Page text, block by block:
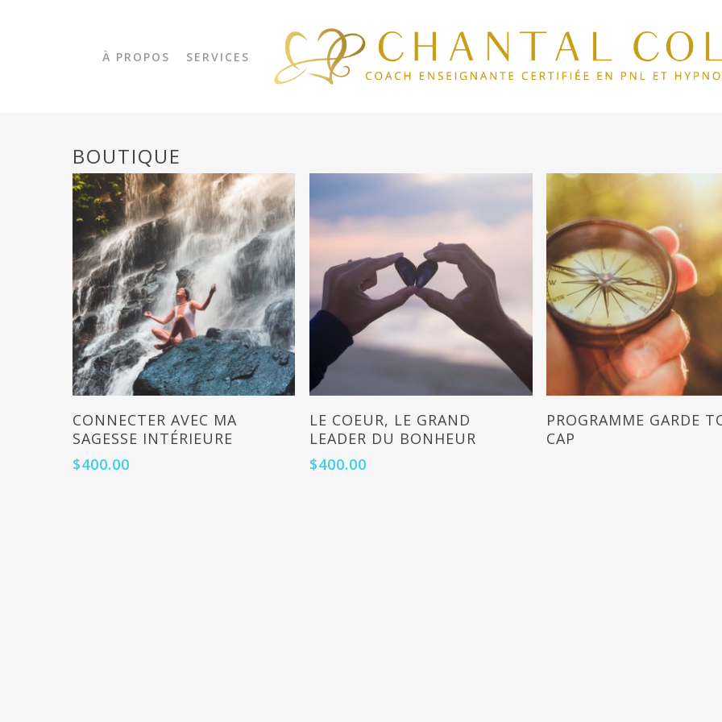
À PROPOS SERVICES
BOUTIQUE
Add To Cart
CONNECTER AVEC MA
SAGESSE INTÉRIEURE
$400.00
Add To Cart
LE COEUR, LE GRAND
LEADER DU BONHEUR
$400.00
Read More
PROGRAMME GARDE
CAP